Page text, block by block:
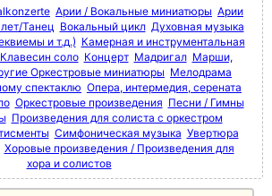
Арии / Вокальные миниатюры Арии
Танец Вокальный цикл Духовная музыка
и т.д.) Камерная и инструментальная
Клавесин соло Концерт Мадригал Марши,
Оркестровые миниатюры Мелодрама
спектаклю Опера, интермедия, серената
Оркестровые произведения Песни / Гимны
Произведения для солиста с оркестром
Симфоническая музыка Увертюра
Хоровые произведения / Произведения для
хора и солистов